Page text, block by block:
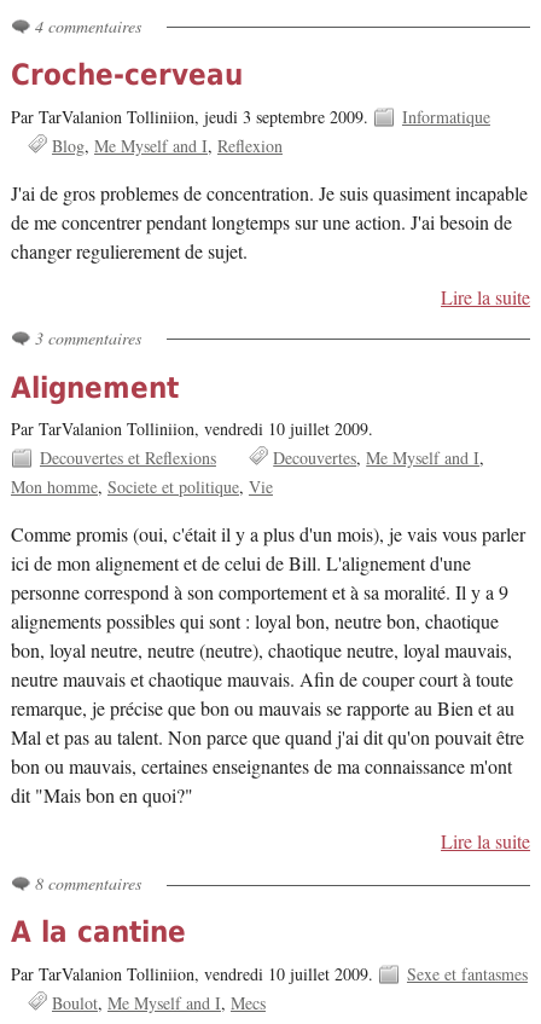
4 commentaires
Croche-cerveau
Par TarValanion Tolliniion, jeudi 3 septembre 2009.
Informatique
Blog Me Myself and I Reflexion
J'ai de gros problemes de concentration. Je suis quasiment incapable
de me concentrer pendant longtemps sur une action. J'ai besoin de
changer regulierement de sujet.
Lire la suite
3 commentaires
Alignement
Par TarValanion Tolliniion, vendredi 10 juillet 2009.
Decouvertes et Reflexions
Decouvertes Me Myself and I
Mon homme Societe et politique Vie
Comme promis (oui, c'était il y a plus d'un mois), je vais vous parler
ici de mon alignement et de celui de Bill. L'alignement d'une
personne correspond à son comportement et à sa moralité. Il y a 9
alignements possibles qui sont : loyal bon, neutre bon, chaotique
bon, loyal neutre, neutre (neutre), chaotique neutre, loyal mauvais,
neutre mauvais et chaotique mauvais. Afin de couper court à toute
remarque, je précise que bon ou mauvais se rapporte au Bien et au
Mal et pas au talent. Non parce que quand j'ai dit qu'on pouvait être
bon ou mauvais, certaines enseignantes de ma connaissance m'ont
dit "Mais bon en quoi?"
Lire la suite
8 commentaires
A la cantine
Par TarValanion Tolliniion, vendredi 10 juillet 2009.
Sexe et fantasmes
Boulot Me Myself and I Mecs